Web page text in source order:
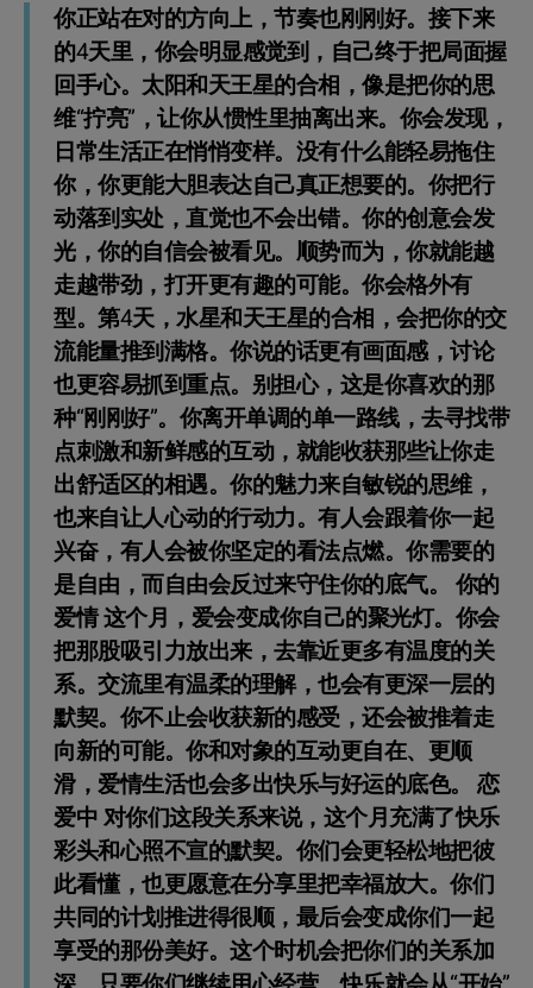
你正站在对的方向上，节奏也刚刚好。接下来
的4天里，你会明显感觉到，自己终于把局面握
回手心。太阳和天王星的合相，像是把你的思
维“拧亮”，让你从惯性里抽离出来。你会发现，
日常生活正在悄悄变样。没有什么能轻易拖住
你，你更能大胆表达自己真正想要的。你把行
动落到实处，直觉也不会出错。你的创意会发
光，你的自信会被看见。顺势而为，你就能越
走越带劲，打开更有趣的可能。你会格外有
型。第4天，水星和天王星的合相，会把你的交
流能量推到满格。你说的话更有画面感，讨论
也更容易抓到重点。别担心，这是你喜欢的那
种“刚刚好”。你离开单调的单一路线，去寻找带
点刺激和新鲜感的互动，就能收获那些让你走
出舒适区的相遇。你的魅力来自敏锐的思维，
也来自让人心动的行动力。有人会跟着你一起
兴奋，有人会被你坚定的看法点燃。你需要的
是自由，而自由会反过来守住你的底气。 你的
爱情 这个月，爱会变成你自己的聚光灯。你会
把那股吸引力放出来，去靠近更多有温度的关
系。交流里有温柔的理解，也会有更深一层的
默契。你不止会收获新的感受，还会被推着走
向新的可能。你和对象的互动更自在、更顺
滑，爱情生活也会多出快乐与好运的底色。 恋
爱中 对你们这段关系来说，这个月充满了快乐
彩头和心照不宣的默契。你们会更轻松地把彼
此看懂，也更愿意在分享里把幸福放大。你们
共同的计划推进得很顺，最后会变成你们一起
享受的那份美好。这个时机会把你们的关系加